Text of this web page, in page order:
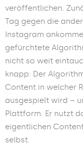
veröffentlichen.
Tag gegen die
Instagram
gefürchtete
nicht so weit
knapp: Der
Content in welcher
ausgespielt wird –
Plattform. Er nutzt
eigentlichen
selbst.